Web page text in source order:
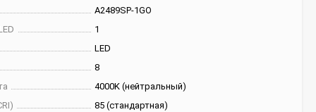
A2489SP-1GO
1
LED
8
4000K (нейтральный)
85 (стандартная)